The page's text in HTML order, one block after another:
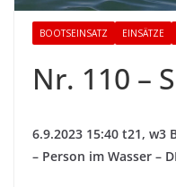
BOOTSEINSATZ EINSÄTZE
Nr. 110 –
6.9.2023 15:40 t21, w3
– Person im Wasser –